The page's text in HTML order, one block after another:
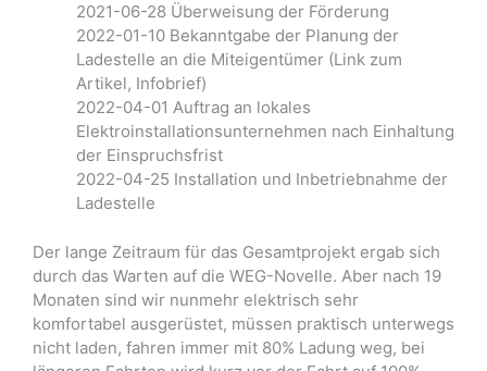
2021-06-28 Überweisung der Förderung
2022-01-10 Bekanntgabe der Planung der
Ladestelle an die Miteigentümer (Link zum
Artikel, Infobrief)
2022-04-01 Auftrag an lokales
Elektroinstallationsunternehmen nach Einhaltung
der Einspruchsfrist
2022-04-25 Installation und Inbetriebnahme der
Ladestelle
Der lange Zeitraum für das Gesamtprojekt ergab sich
durch das Warten auf die WEG-Novelle. Aber nach 19
Monaten sind wir nunmehr elektrisch sehr
komfortabel ausgerüstet, müssen praktisch unterwegs
nicht laden, fahren immer mit 80% Ladung weg, bei